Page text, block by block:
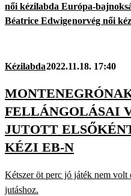
női kézilabda Európa-
Béatrice Edwigenorvég női
Kézilabda2022.11.18. 17:40
FELLÁNGOLÁSAI
JUTOTT
KÉZI EB-N
Kétszer öt perc jó játék nem
jutáshoz.